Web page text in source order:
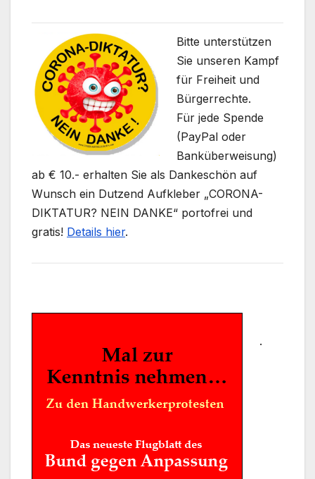
Bitte unterstützen
Sie unseren Kampf
für Freiheit und
Bürgerrechte.
Für jede Spende
(PayPal oder
Banküberweisung)
ab € 10.- erhalten Sie als Dankeschön auf
Wunsch ein Dutzend Aufkleber „CORONA-
DIKTATUR? NEIN DANKE“ portofrei und
gratis! Details hier.
.